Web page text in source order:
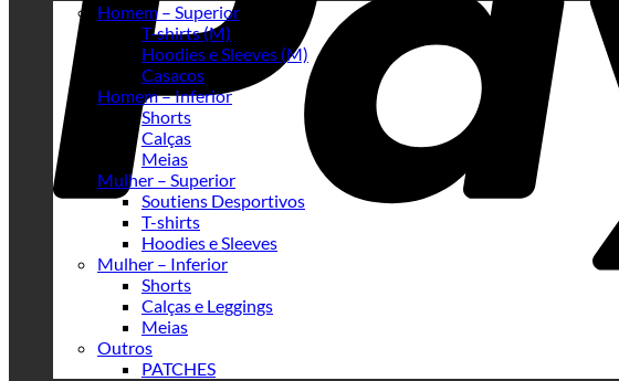
Homem – Superior
T-shirts (M)
Hoodies e Sleeves (M)
Casacos
Homem – Inferior
Shorts
Calças
Meias
Mulher – Superior
Soutiens Desportivos
T-shirts
Hoodies e Sleeves
Mulher – Inferior
Shorts
Calças e Leggings
Meias
Outros
PATCHES